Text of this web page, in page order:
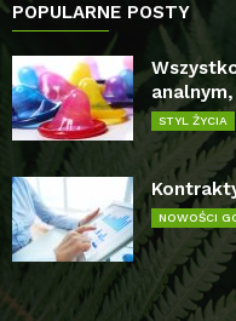
POPULARNE POSTY
STYL ŻYCIA
NOWOŚCI